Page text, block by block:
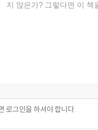
지 않은가? 그렇다면 이 책